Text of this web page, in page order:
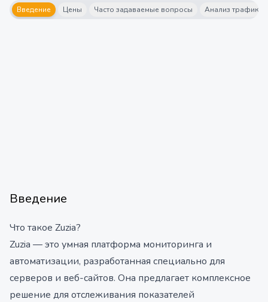
Введение Цены Часто задаваемые вопросы Анализ трафика
Введение
Что такое Zuzia?
Zuzia — это умная платформа мониторинга и
автоматизации, разработанная специально для
серверов и веб-сайтов. Она предлагает комплексное
решение для отслеживания показателей